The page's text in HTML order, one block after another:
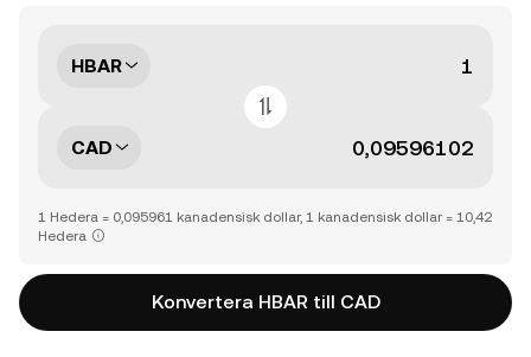
HBAR
CAD
1 Hedera = 0,095961 kanadensisk dollar, 1 kanadensisk dollar = 10,42
Hedera
Konvertera HBAR till CAD